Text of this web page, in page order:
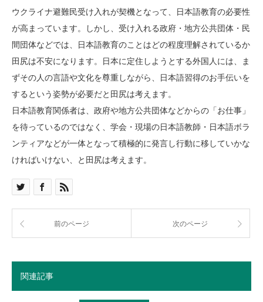
ウクライナ避難民受け入れが契機となって、日本語教育の必要性
が高まっています。しかし、受け入れる政府・地方公共団体・民
間団体などでは、日本語教育のことはどの程度理解されているか
田尻は不安になります。日本に定住しようとする外国人には、ま
ずその人の言語や文化を尊重しながら、日本語習得のお手伝いを
するという姿勢が必要だと田尻は考えます。
日本語教育関係者は、政府や地方公共団体などからの「お仕事」
を待っているのではなく、学会・現場の日本語教師・日本語ボラ
ンティアなどが一体となって積極的に発言し行動に移していかな
ければいけない、と田尻は考えます。
前のページ 次のページ
関連記事